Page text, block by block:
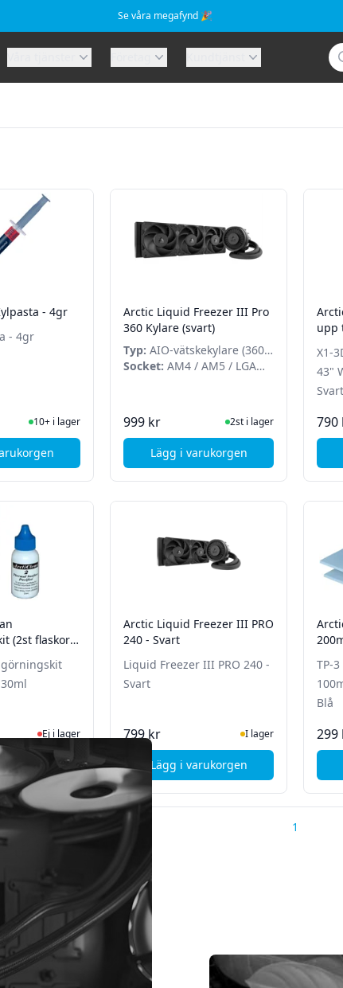
Se våra megafynd 🎉
- 4gr
- 4gr
I Lager10+ i lager
, Arctic MX-4 Kylpasta - 4gr
Arctic Liquid Freezer III Pro
360 Kylare (svart)
Typ: AIO-vätskekylare (360
mm)
Socket: AM4 / AM5 / LGA
999 kr I Lager2st i lager
Lägg i varukorgen, Arctic Liquid Freezer III
upp
X1-
43"
Svart
790
(2st flaskor) -
Ej i lager, besök produktsidan för senaste status
Ej i lager
, Arctic ArtiClean rengörningskit (2st flaskor) - 30ml
Arctic Liquid Freezer III PRO
240 - Svart
Liquid Freezer III PRO 240 -
Svart
799 kr I lager
Lägg i varukorgen, Arctic Liquid Freezer III
TP-
Blå
299
1